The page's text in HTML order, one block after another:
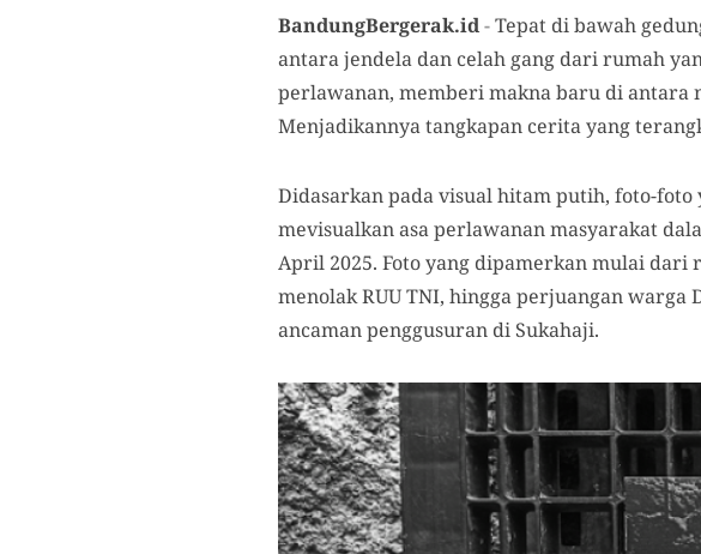
BandungBergerak.id-Tepat di bawah
antara jendela dan celah gang dari rumah
perlawanan, memberi makna baru di antara
Menjadikannya tangkapan cerita yang
Didasarkan pada visual hitam putih, foto-
mevisualkan asa perlawanan masyarakat
April 2025. Foto yang dipamerkan mulai dari
menolak RUU TNI, hingga perjuangan
ancaman penggusuran di Sukahaji.